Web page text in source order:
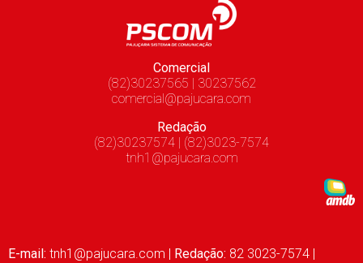
Comercial
(82)30237565 | 30237562
comercial@pajucara.com
Redação
(82)30237574 | (82)3023-7574
tnh1@pajucara.com
E-mail: tnh1@pajucara.com | Redação: 82 3023-7574 |